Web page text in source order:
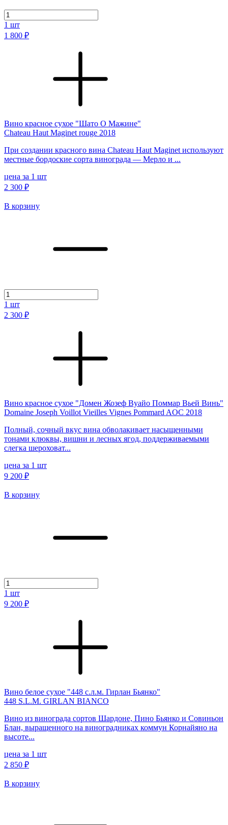
1 шт
1 800 ₽
Вино красное сухое "Шато О Мажине"
Chateau Haut Maginet rouge 2018
При создании красного вина Chateau Haut Maginet используют
местные бордоские сорта винограда — Мерло и ...
цена за 1 шт
2 300 ₽
В корзину
1 шт
2 300 ₽
Вино красное сухое "Домен Жозеф Вуайо Поммар Вьей Винь"
Domaine Joseph Voillot Vieilles Vignes Pommard AOC 2018
Полный, сочный вкус вина обволакивает насыщенными
тонами клюквы, вишни и лесных ягод, поддерживаемыми
слегка шероховат...
цена за 1 шт
9 200 ₽
В корзину
1 шт
9 200 ₽
Вино белое сухое "448 с.л.м. Гирлан Бьянко"
448 S.L.M. GIRLAN BIANCO
Вино из винограда сортов Шардоне, Пино Бьянко и Совиньон
Блан, выращенного на виноградниках коммун Корнайяно на
высоте...
цена за 1 шт
2 850 ₽
В корзину